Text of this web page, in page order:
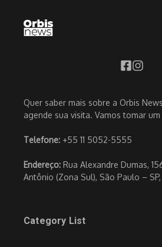
Quer saber mais sobre a Orbis
agende sua visita. Vamos tomar
Telefone: +55 11 5052-5555
Endereço: Rua Alexandre Dumas,
Antônio (Zona Sul), São Paulo –
Category List